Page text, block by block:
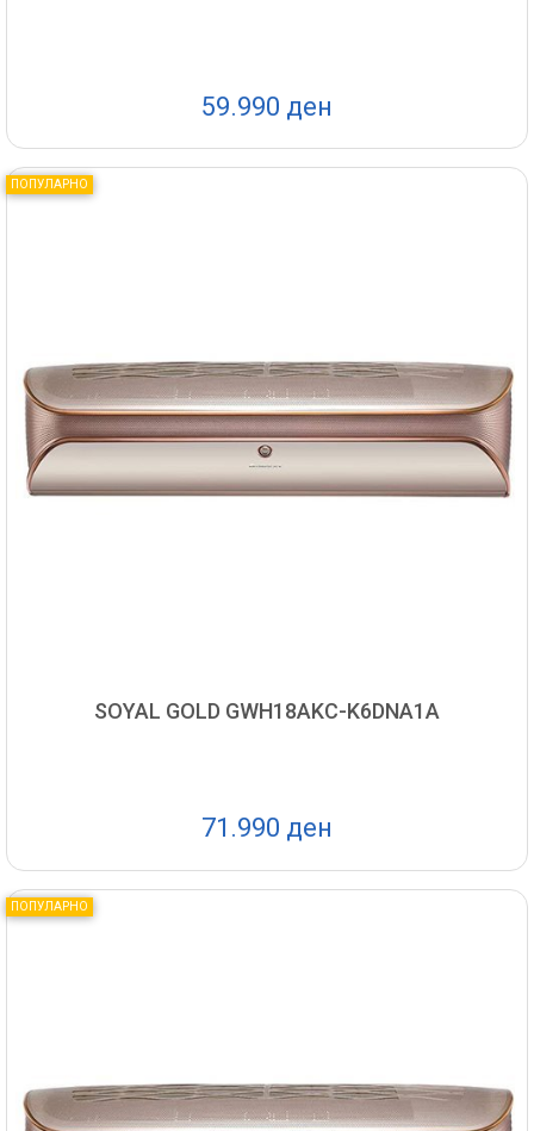
59.990 ден
ПОПУЛАРНО
SOYAL GOLD GWH18AKC-K6DNA1A
71.990 ден
ПОПУЛАРНО